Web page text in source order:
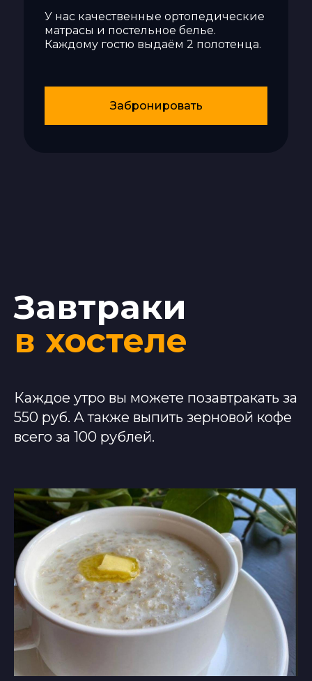
Забронировать
У нас качественные ортопедические
матрасы и постельное белье.
Каждому гостю выдаём 2 полотенца.
Завтраки
в хостеле
Каждое утро вы можете позавтракать за
550 руб. А также выпить зерновой кофе
всего за 100 рублей.